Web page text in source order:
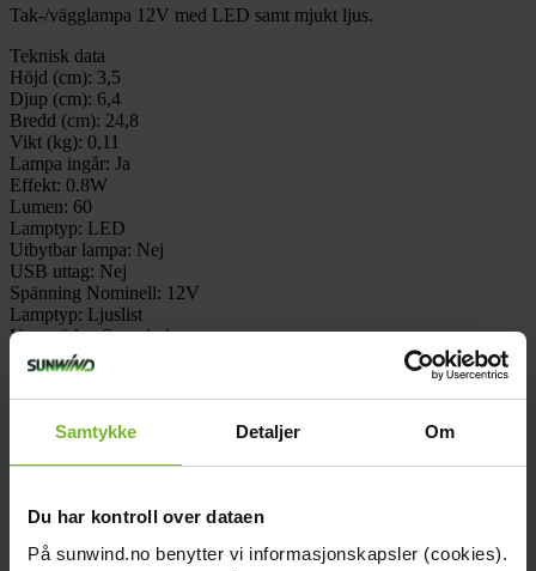
Samtykke Detaljer Om
Du har kontroll over dataen
På sunwind.no benytter vi informasjonskapsler (cookies).
Tak-/vägglampa 12V med LED samt mjukt ljus.
Teknisk data
Höjd (cm): 3,5
Djup (cm): 6,4
Bredd (cm): 24,8
Vikt (kg): 0,11
Lampa ingår: Ja
Effekt: 0.8W
Lumen: 60
Lamptyp: LED
Utbytbar lampa: Nej
USB uttag: Nej
Spänning Nominell: 12V
Lamptyp: Ljuslist
Varumärke:Sunwind
Paketets dimensioner
Bredd (cm):
Höjd (cm):33
Längd (cm): 15
Vikt (kg):0,1
Recensioner
Köp fler få 15%